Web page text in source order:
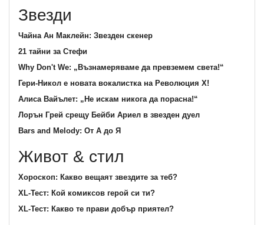
Звезди
Чайна Ан Маклейн: Звезден скенер
21 тайни за Стефи
Why Don't We: „Възнамеряваме да превземем света!“
Гери-Никол е новата вокалистка на Революция X!
Алиса Вайълет: „Не искам никога да порасна!“
Лорън Грей срещу Бейби Ариел в звезден дуел
Bars and Melody: От А до Я
Живот & стил
Хороскоп: Какво вещаят звездите за теб?
XL-Тест: Кой комиксов герой си ти?
XL-Тест: Какво те прави добър приятел?